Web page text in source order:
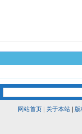
网站首页| 关于本站| 版